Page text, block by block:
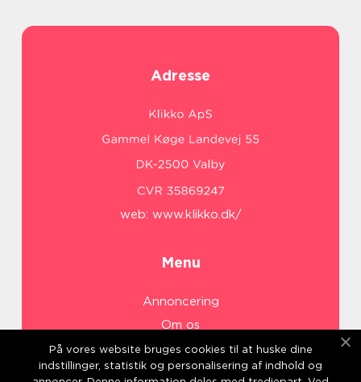
Adresse
web: www.klikko.dk/
Menu
Annoncering
Om os
Cookies
Kontakt os
På vores website bruges cookies til at huske dine
indstillinger, statistik og personalisering af indhold og